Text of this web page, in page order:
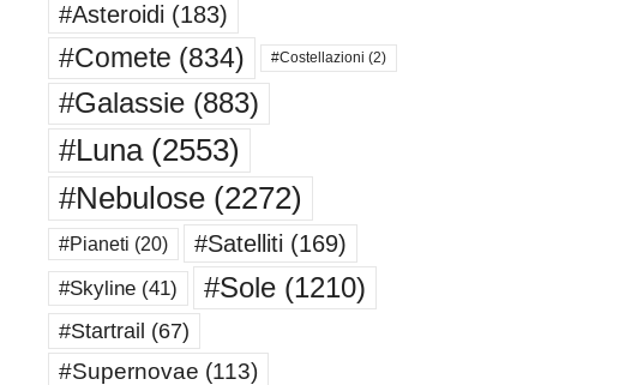
#Asteroidi (183)
#Comete (834) #Costellazioni (2)
#Galassie(883)
#Luna(2553)
#Nebulose(2272)
#Pianeti (20) #Satelliti (169)
#Skyline(41) #Sole(1210)
#Startrail (67)
#Supernovae (113)